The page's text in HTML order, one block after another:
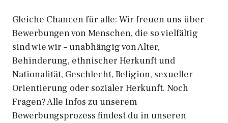
Gleiche Chancen für alle: Wir freuen uns über
Bewerbungen von Menschen, die so vielfältig
sind wie wir – unabhängig von Alter,
Behinderung, ethnischer Herkunft und
Nationalität, Geschlecht, Religion, sexueller
Orientierung oder sozialer Herkunft. Noch
Fragen? Alle Infos zu unserem
Bewerbungsprozess findest du in unseren